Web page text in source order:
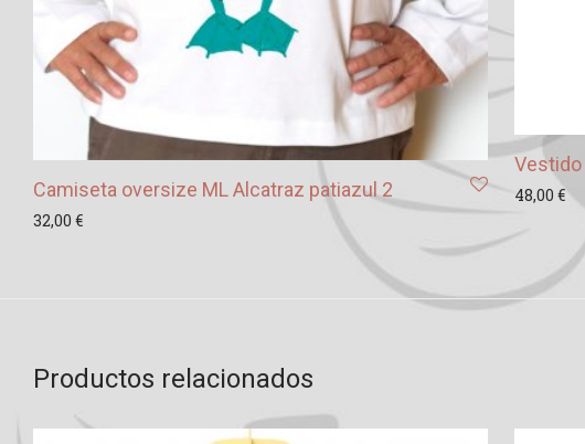
Camiseta oversize ML Alcatraz patiazul 2
32,00 €
Vestido
48,00 €
Productos relacionados